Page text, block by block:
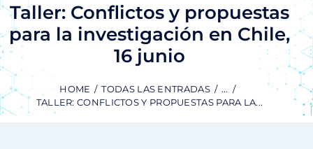
Taller: Conflictos y propuestas
para la investigación en Chile,
16 junio
HOME TODAS LAS ENTRADAS
...
TALLER: CONFLICTOS Y PROPUESTAS PARA LA...